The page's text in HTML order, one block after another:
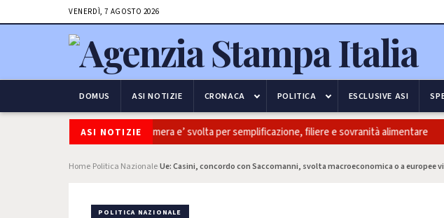
VENERDÌ, 7 AGOSTO 2026
DOMUS ASI NOTIZIE CRONACA POLITICA ESCLUSIVE ASI
ASI NOTIZIE
Coltivaitalia: Coldiretti, ok Camera e’ svolta per semplificazione, filiere e sovranità alimentare
Home Politica NazionaleUe: Casini, concordo con Saccomanni, svolta macroeconomica o a europee
POLITICA NAZIONALE